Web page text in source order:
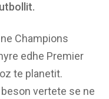
Champions
edhe Premier
te planetit.
vertete se ne